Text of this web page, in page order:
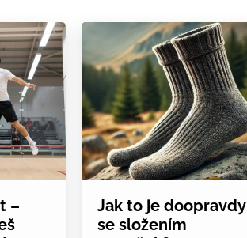
–
Jak to je doopravdy
se složením